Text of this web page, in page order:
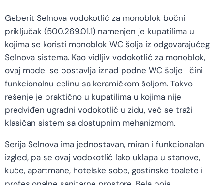
Geberit Selnova vodokotlić za monoblok bočni
priključak (500.269.01.1) namenjen je kupatilima u
kojima se koristi monoblok WC šolja iz odgovarajućeg
Selnova sistema. Kao vidljiv vodokotlić za monoblok,
ovaj model se postavlja iznad podne WC šolje i čini
funkcionalnu celinu sa keramičkom šoljom. Takvo
rešenje je praktično u kupatilima u kojima nije
predviđen ugradni vodokotlić u zidu, već se traži
klasičan sistem sa dostupnim mehanizmom.
Serija Selnova ima jednostavan, miran i funkcionalan
izgled, pa se ovaj vodokotlić lako uklapa u stanove,
kuće, apartmane, hotelske sobe, gostinske toalete i